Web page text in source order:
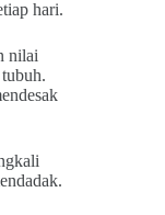
hari.
nilai